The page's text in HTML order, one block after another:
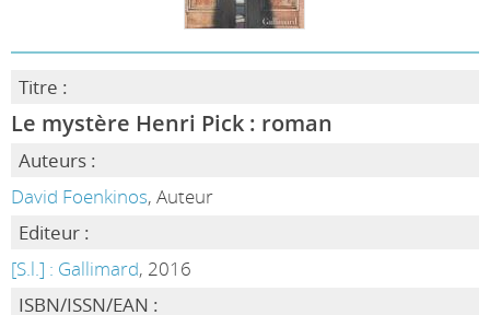
Titre :
Le mystère Henri Pick : roman
Auteurs :
David Foenkinos, Auteur
Editeur :
[S.l.] : Gallimard, 2016
ISBN/ISSN/EAN :